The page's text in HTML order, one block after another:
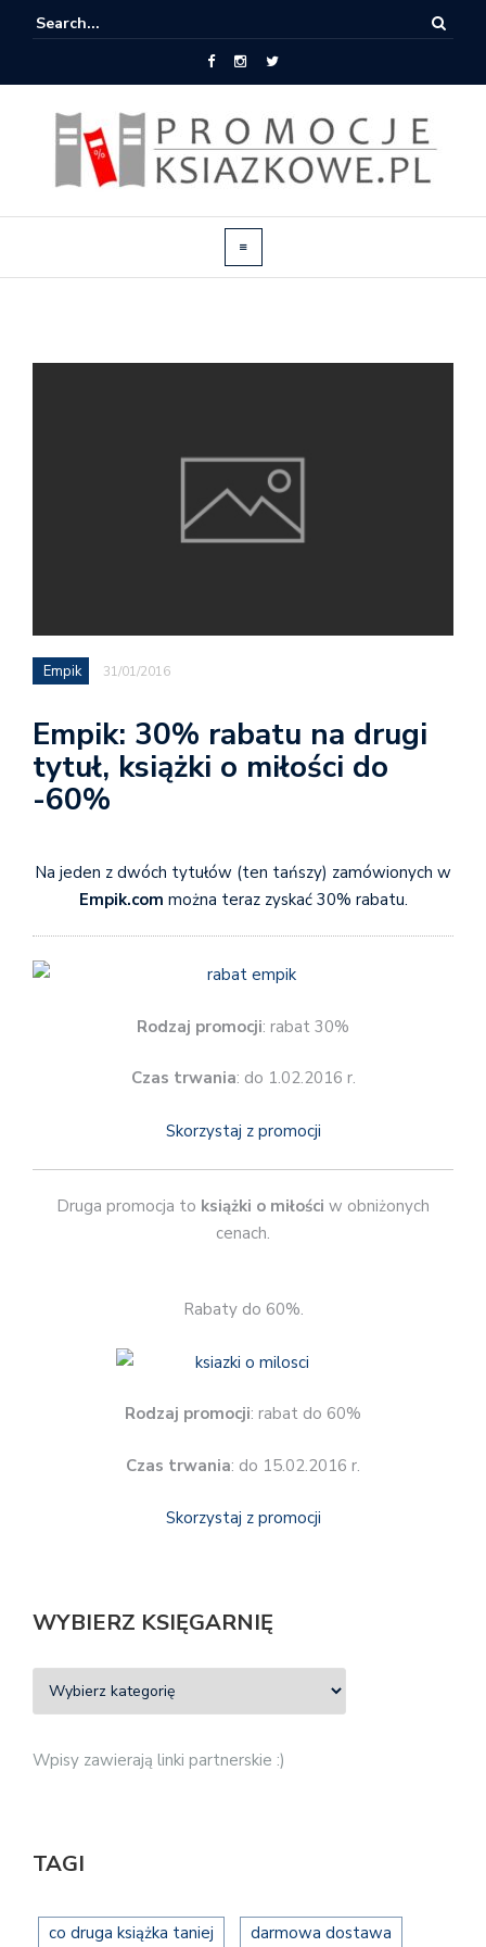
Empik 31/01/2016
Empik: 30% rabatu na drugi
tytuł, książki o miłości do
-60%
Na jeden z dwóch tytułów (ten tańszy) zamówionych w
Empik.com można teraz zyskać 30% rabatu.
Rodzaj promocji: rabat 30%
Czas trwania: do 1.02.2016 r.
Skorzystaj z promocji
Druga promocja to książki o miłości w obniżonych
cenach.
Rabaty do 60%.
Rodzaj promocji: rabat do 60%
Czas trwania: do 15.02.2016 r.
Skorzystaj z promocji
WYBIERZ KSIĘGARNIĘ
Wpisy zawierają linki partnerskie :)
TAGI
co druga książka taniej darmowa dostawa